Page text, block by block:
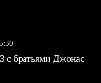
с братьями Джонас